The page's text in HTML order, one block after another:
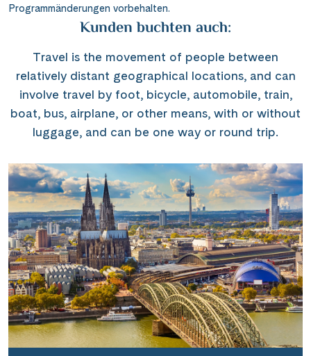
Programmänderungen vorbehalten.
Kunden buchten auch:
Travel is the movement of people between
relatively distant geographical locations, and can
involve travel by foot, bicycle, automobile, train,
boat, bus, airplane, or other means, with or without
luggage, and can be one way or round trip.